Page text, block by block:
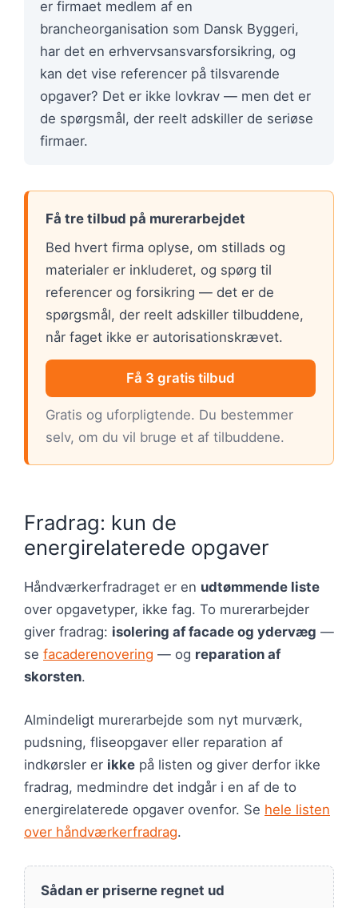
er firmaet medlem af en
brancheorganisation som Dansk Byggeri,
har det en erhvervsansvarsforsikring, og
kan det vise referencer på tilsvarende
opgaver? Det er ikke lovkrav — men det er
de spørgsmål, der reelt adskiller de seriøse
firmaer.
Få tre tilbud på murerarbejdet
Bed hvert firma oplyse, om stillads og
materialer er inkluderet, og spørg til
referencer og forsikring — det er de
spørgsmål, der reelt adskiller tilbuddene,
når faget ikke er autorisationskrævet.
Få 3 gratis tilbud
Gratis og uforpligtende. Du bestemmer
selv, om du vil bruge et af tilbuddene.
Fradrag: kun de
energirelaterede opgaver
Håndværkerfradraget er en udtømmende liste
over opgavetyper, ikke fag. To murerarbejder
giver fradrag: isolering af facade og ydervæg —
se facaderenovering — og reparation af
skorsten.
Almindeligt murerarbejde som nyt murværk,
pudsning, fliseopgaver eller reparation af
indkørsler er ikke på listen og giver derfor ikke
fradrag, medmindre det indgår i en af de to
energirelaterede opgaver ovenfor. Se hele listen
over håndværkerfradrag.
Sådan er priserne regnet ud